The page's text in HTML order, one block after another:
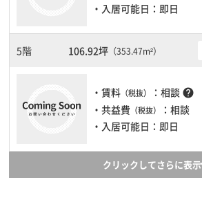
・入居可能日：即日
5階 106.92坪 （353.47m²）
・賃料 （税抜） ：相談 help
・共益費 （税抜）
：相談
・入居可能日：即日
クリックしてさらに表示